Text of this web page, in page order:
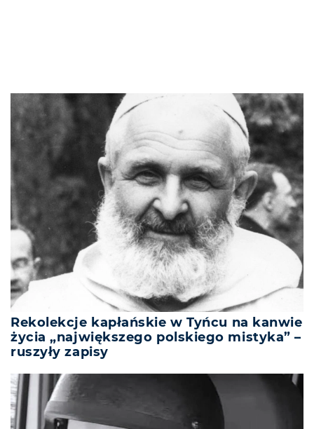
Rekolekcje kapłańskie w Tyńcu na kanwie
życia „największego polskiego mistyka” –
ruszyły zapisy